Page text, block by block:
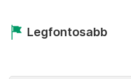
Legfontosabb